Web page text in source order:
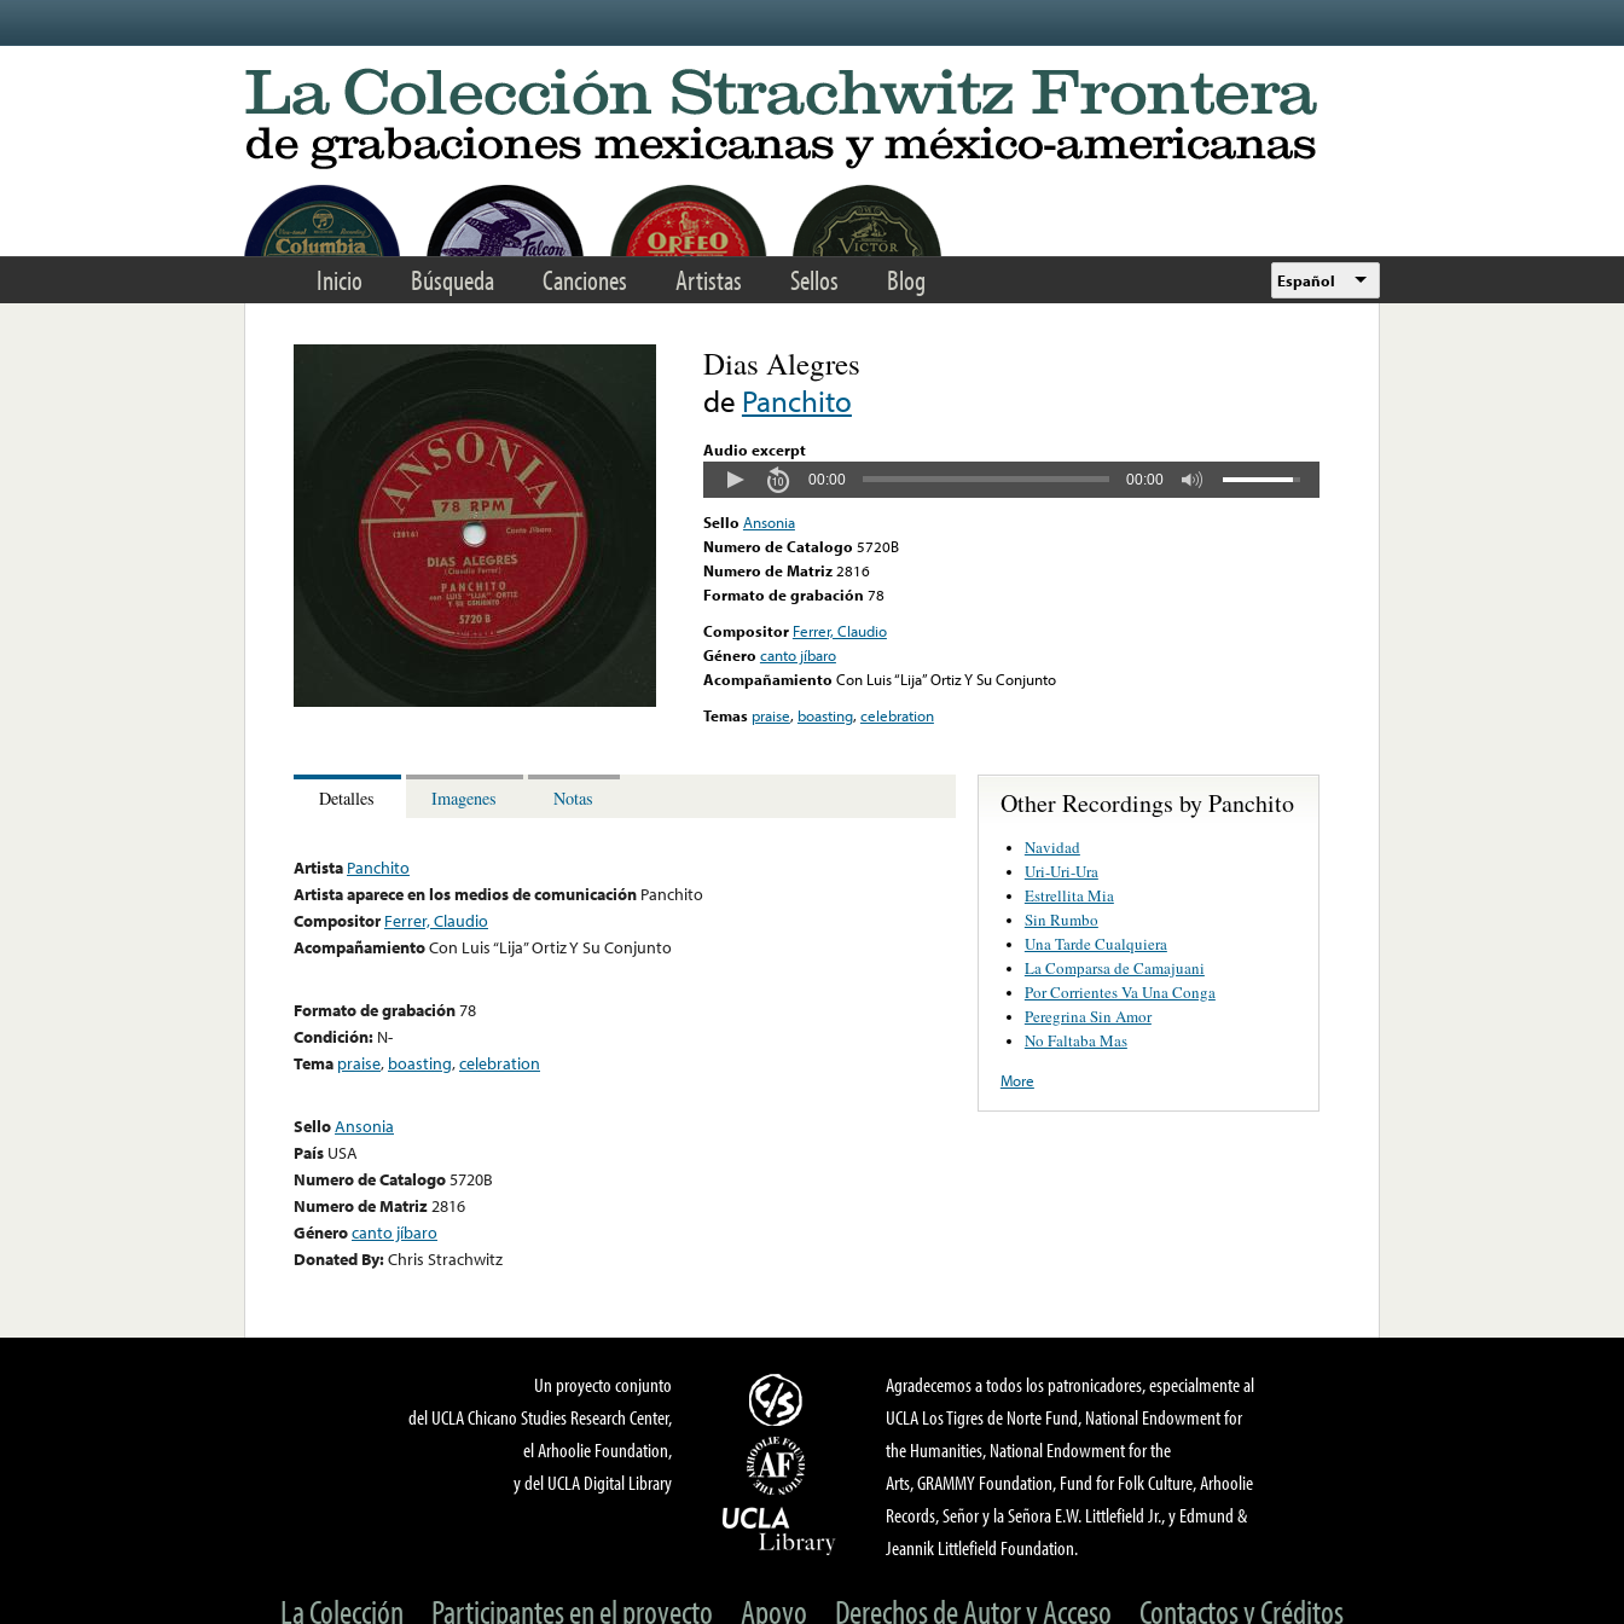
Inicio Búsqueda Canciones Artistas Sellos Blog Español
Dias Alegres
de Panchito
Audio excerpt
00:00 00:00
Sello Ansonia
Numero de Catalogo 5720B
Numero de Matriz 2816
Formato de grabación 78
Compositor Ferrer, Claudio
Género canto jíbaro
Acompañamiento Con Luis “Lija” Ortiz Y Su Conjunto
Temas praise, boasting,celebration
Detalles Imagenes Notas
Artista Panchito
Artista aparece en los medios de comunicación Panchito
Compositor Ferrer, Claudio
AcompañamientoCon Luis “Lija” Ortiz Y Su Conjunto
Formato de grabación78
Condición: N-
Tema praise, boasting,celebration
SelloAnsonia
País USA
Numero de Catalogo5720B
Numero de Matriz2816
Génerocanto jíbaro
Donated By:Chris Strachwitz
Other Recordings by Panchito
Navidad
Uri-Uri-Ura
Estrellita Mia
Sin Rumbo
Una Tarde Cualquiera
La Comparsa de Camajuani
Por Corrientes Va Una Conga
Peregrina Sin Amor
No Faltaba Mas
More
Un proyecto conjunto
del UCLA Chicano Studies Research Center,
el Arhoolie Foundation,
y del UCLA Digital Library
Agradecemos a todos los patronicadores, especialmente al
UCLA Los Tigres de Norte Fund, National Endowment for
the Humanities, National Endowment for the
Arts, GRAMMY Foundation, Fund for Folk Culture, Arhoolie
Records, Señor y la Señora E.W. Littlefield Jr., y Edmund &
Jeannik Littlefield Foundation.
La Colección Participantes en el proyecto Apoyo Derechos de Autor y Acceso Contactos y Créditos